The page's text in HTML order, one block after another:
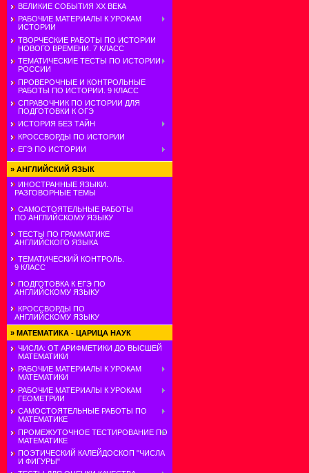
ВЕЛИКИЕ СОБЫТИЯ ХХ ВЕКА
РАБОЧИЕ МАТЕРИАЛЫ К УРОКАМ
ИСТОРИИ
ТВОРЧЕСКИЕ РАБОТЫ ПО ИСТОРИИ
НОВОГО ВРЕМЕНИ. 7 КЛАСС
ТЕМАТИЧЕСКИЕ ТЕСТЫ ПО ИСТОРИИ
РОССИИ
ПРОВЕРОЧНЫЕ И КОНТРОЛЬНЫЕ
РАБОТЫ ПО ИСТОРИИ. 9 КЛАСС
СПРАВОЧНИК ПО ИСТОРИИ ДЛЯ
ПОДГОТОВКИ К ОГЭ
ИСТОРИЯ БЕЗ ТАЙН
КРОССВОРДЫ ПО ИСТОРИИ
ЕГЭ ПО ИСТОРИИ
» АНГЛИЙСКИЙ ЯЗЫК
ИНОСТРАННЫЕ ЯЗЫКИ.
РАЗГОВОРНЫЕ ТЕМЫ
САМОСТОЯТЕЛЬНЫЕ РАБОТЫ
ПО АНГЛИЙСКОМУ ЯЗЫКУ
ТЕСТЫ ПО ГРАММАТИКЕ
АНГЛИЙСКОГО ЯЗЫКА
ТЕМАТИЧЕСКИЙ КОНТРОЛЬ.
9 КЛАСС
ПОДГОТОВКА К ЕГЭ ПО
АНГЛИЙСКОМУ ЯЗЫКУ
КРОССВОРДЫ ПО
АНГЛИЙСКОМУ ЯЗЫКУ
» МАТЕМАТИКА - ЦАРИЦА НАУК
ЧИСЛА: ОТ АРИФМЕТИКИ ДО ВЫСШЕЙ
МАТЕМАТИКИ
РАБОЧИЕ МАТЕРИАЛЫ К УРОКАМ
МАТЕМАТИКИ
РАБОЧИЕ МАТЕРИАЛЫ К УРОКАМ
ГЕОМЕТРИИ
САМОСТОЯТЕЛЬНЫЕ РАБОТЫ ПО
МАТЕМАТИКЕ
ПРОМЕЖУТОЧНОЕ ТЕСТИРОВАНИЕ ПО
МАТЕМАТИКЕ
ПОЭТИЧЕСКИЙ КАЛЕЙДОСКОП "ЧИСЛА
И ФИГУРЫ"